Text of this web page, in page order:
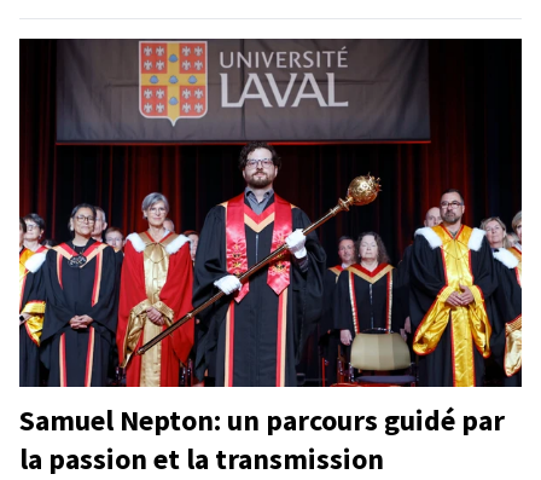
Samuel Nepton: un parcours guidé par
la passion et la transmission